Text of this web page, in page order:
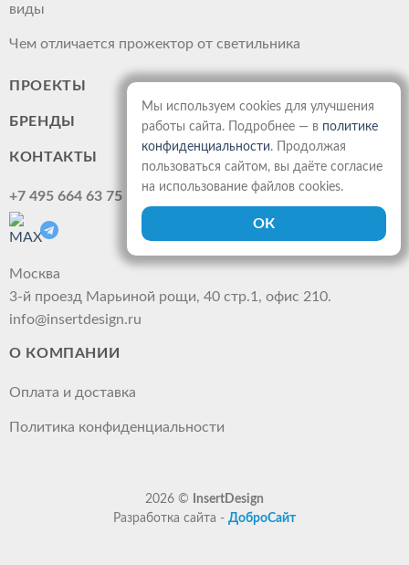
виды
Чем отличается прожектор от светильника
ПРОЕКТЫ
БРЕНДЫ
КОНТАКТЫ
+7 495 664 63 75
Москва
3-й проезд Марьиной рощи, 40 стр.1, офис 210.
info@insertdesign.ru
О КОМПАНИИ
Оплата и доставка
Политика конфиденциальности
2026 ©
InsertDesign
Разработка сайта - ДоброСайт
Мы используем cookies для улучшения
работы сайта. Подробнее — в политике
конфиденциальности. Продолжая
пользоваться сайтом, вы даёте согласие
на использование файлов cookies.